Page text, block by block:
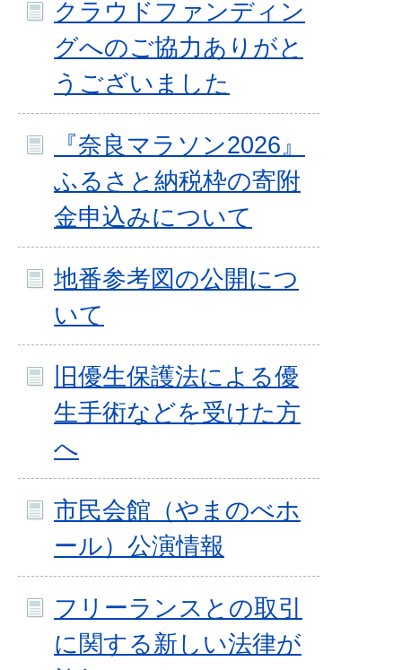
クラウドファンディン
グへのご協力ありがと
うございました
『奈良マラソン2026』
ふるさと納税枠の寄附
金申込みについて
地番参考図の公開につ
いて
旧優生保護法による優
生手術などを受けた方
へ
市民会館（やまのべホ
ール）公演情報
フリーランスとの取引
に関する新しい法律が